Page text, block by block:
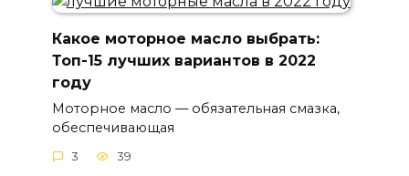
Какое моторное масло выбрать:
Топ-15 лучших вариантов в 2022
году
Моторное масло — обязательная смазка,
обеспечивающая
3 39